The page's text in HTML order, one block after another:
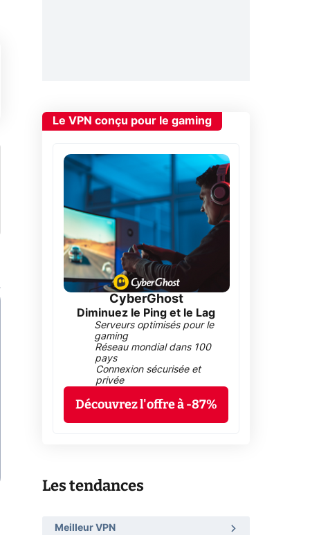
Le VPN conçu pour le gaming
CyberGhost
Diminuez le Ping et le Lag
Serveurs optimisés pour le
gaming
Réseau mondial dans 100
pays
Connexion sécurisée et
privée
Découvrez l'offre à -87%
Les tendances
Meilleur VPN